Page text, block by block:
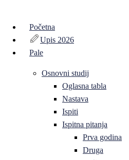
Početna
Upis 2026
Pale
Osnovni studij
Oglasna tabla
Nastava
Ispiti
Ispitna pitanja
Prva godina
Druga